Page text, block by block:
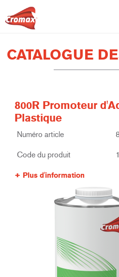
CATALOGUE
800R Promoteur
Plastique
Numéro article
Code du produit
Plus d'information